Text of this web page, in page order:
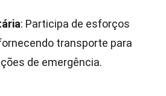
: Participa de esforços
transporte para
de emergência.